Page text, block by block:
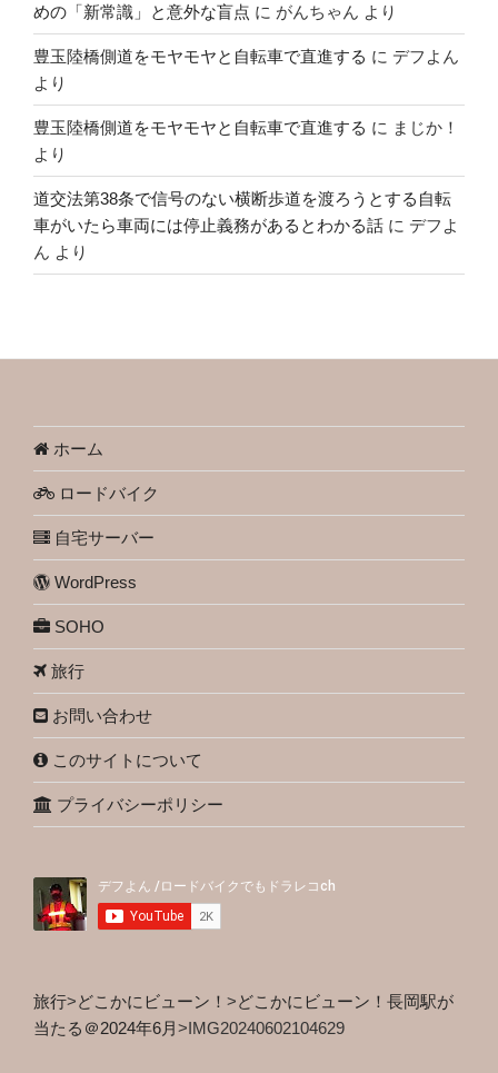
めの「新常識」と意外な盲点 に がんちゃん より
豊玉陸橋側道をモヤモヤと自転車で直進する に デフよん
より
豊玉陸橋側道をモヤモヤと自転車で直進する に まじか！
より
道交法第38条で信号のない横断歩道を渡ろうとする自転
車がいたら車両には停止義務があるとわかる話 に デフよ
ん より
ホーム
ロードバイク
自宅サーバー
WordPress
SOHO
旅行
お問い合わせ
このサイトについて
プライバシーポリシー
旅行>どこかにビューン！ >どこかにビューン！長岡駅が
当たる＠2024年6月>IMG20240602104629